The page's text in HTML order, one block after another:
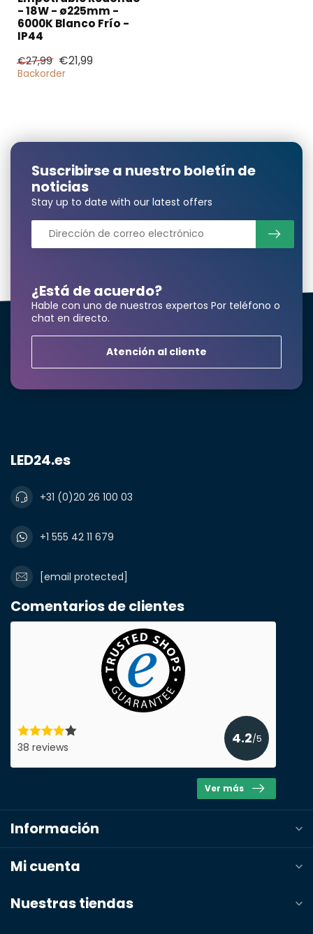
- 18W - ø225mm -
6000K Blanco Frío -
IP44
€27,99 €21,99
Backorder
¿Necesita una
cantidad mayor?
correo electrónico*
Número de teléfono*
Nombre de la empresa
Producto* cantidad*
Enviar presupuesto
¿Está de acuerdo?
Hable con uno de nuestros expertos Por teléfono o
chat en directo.
Atención al cliente
Suscribirse a nuestro boletín de
noticias
Stay up to date with our latest offers
LED24.es
+31 (0)20 26 100 03
+1 555 42 11 679
[email protected]
Comentarios de clientes
38 reviews
4.2/5
Ver más
Información
Mi cuenta
Nuestras tiendas